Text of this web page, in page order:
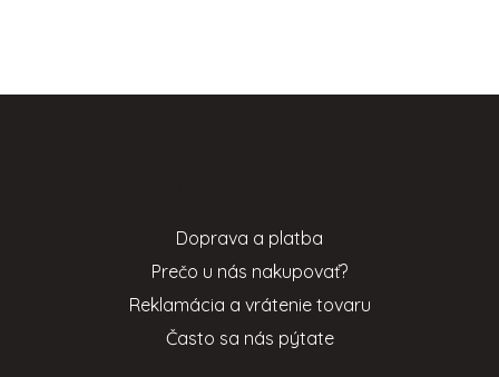
Doprava a platba
Prečo u nás nakupovať?
Reklamácia a vrátenie tovaru
Často sa nás pýtate